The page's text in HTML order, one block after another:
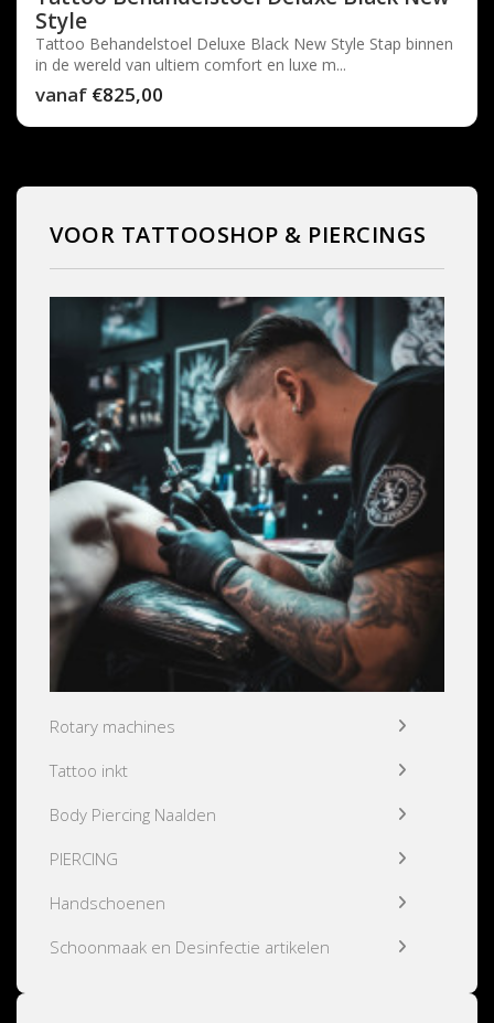
Style
Tattoo Behandelstoel Deluxe Black New Style Stap binnen
in de wereld van ultiem comfort en luxe m...
vanaf €825,00
VOOR TATTOOSHOP & PIERCINGS
Rotary machines
Tattoo inkt
Body Piercing Naalden
PIERCING
Handschoenen
Schoonmaak en Desinfectie artikelen